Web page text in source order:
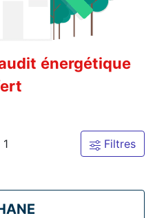
énergétique
Filtres